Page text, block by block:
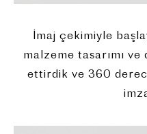
İmaj çekimiyle
malzeme tasarımı
ettirdik ve 360